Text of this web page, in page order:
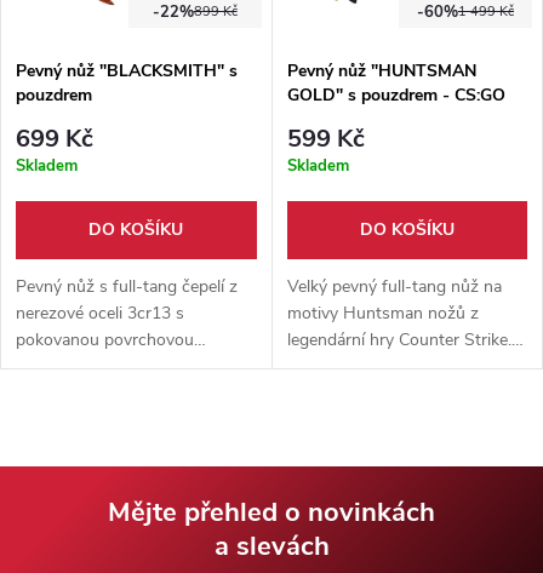
899 Kč
-22%
Pevný nůž "BLACKSMITH" s
pouzdrem
699 Kč
Skladem
DO KOŠÍKU
Pevný nůž s full-tang čepelí z
nerezové oceli 3cr13 s
pokovanou povrchovou
úpravou. Dodáváno s
1 499 Kč
-60%
Pevný nůž "HUNTSMAN
GOLD" s pouzdrem - CS:GO
599 Kč
Skladem
DO KOŠÍKU
Velký pevný full-tang nůž na
motivy Huntsman nožů z
legendární hry Counter Strike.
Čepel vyrobena z nerezové oceli
Mějte přehled o novinkách
a slevách